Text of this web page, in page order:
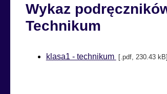
Wykaz
Technikum
klasa1 - technikum [.pdf, 230.43 kB]